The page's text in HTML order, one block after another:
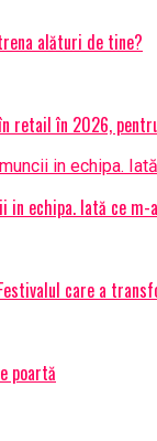
alături de tine?
retail în 2026,
in echipa. Iată ce m-
Festivalul care a
poartă